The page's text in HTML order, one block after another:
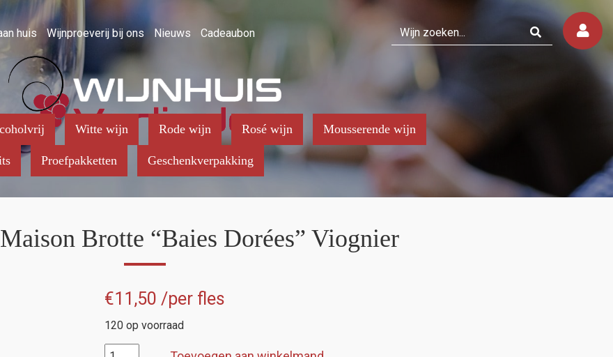
huis Wijnproeverij bij ons Nieuws Cadeaubon
Witte wijn Rode wijn Rosé wijn Mousserende wijn
Proefpakketten Geschenkverpakking
Brotte “Baies Dorées” Viognier
€11,50 /per fles
120 op voorraad
IGP